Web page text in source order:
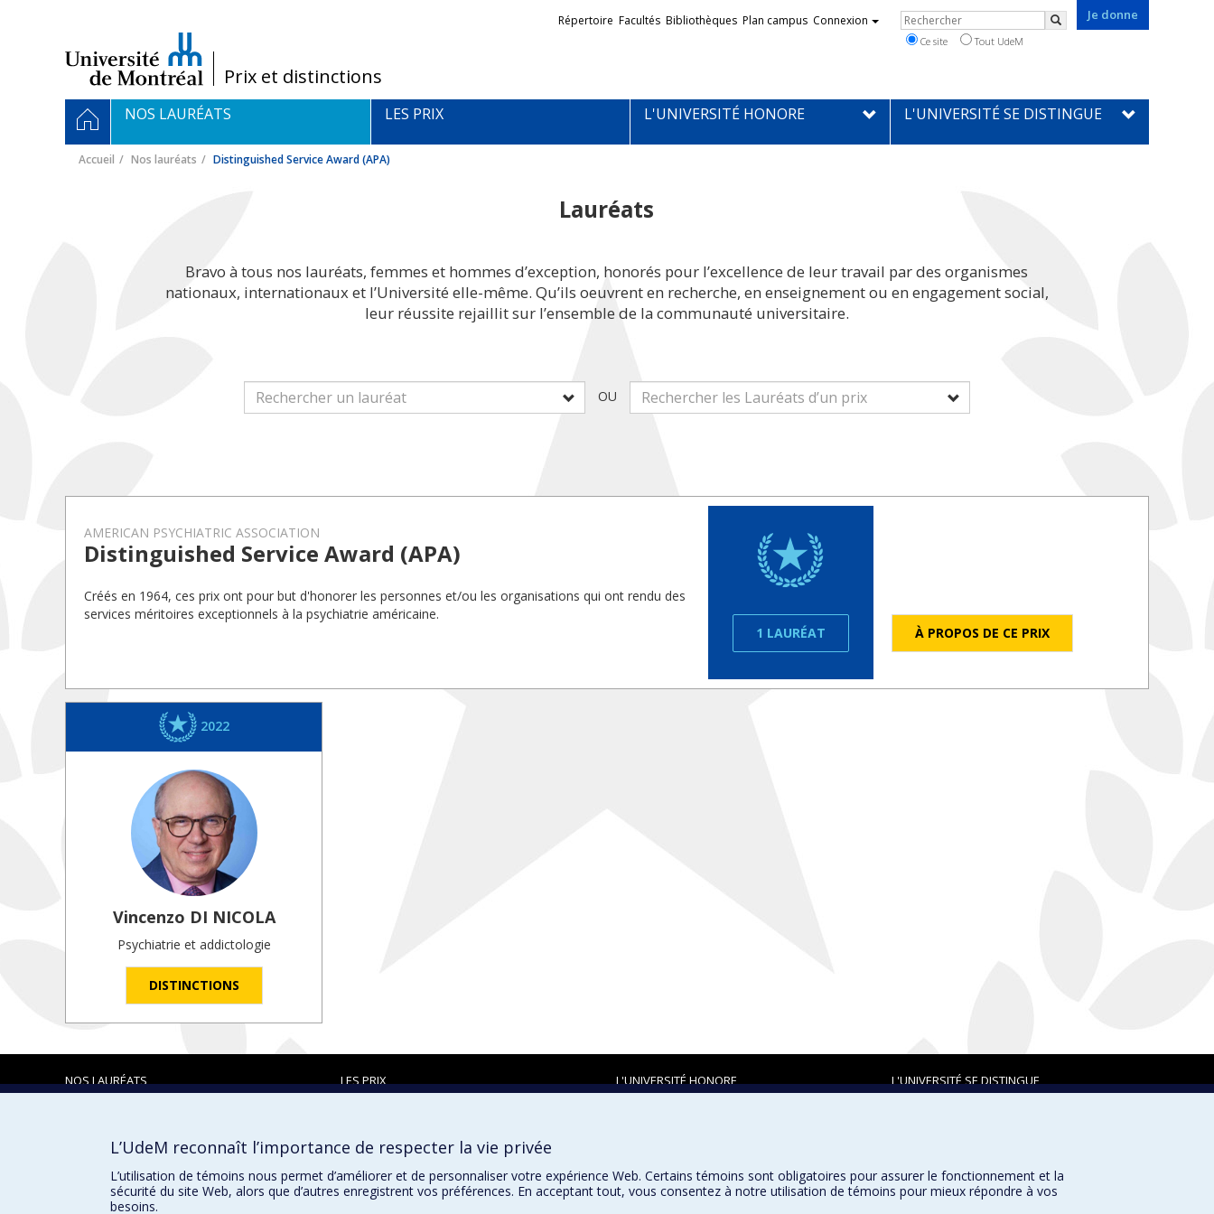
/Prix et distinctions
Je donne
Liens
externes
Répertoire Facultés Bibliothèques Plan campus Connexion Rechercher
Rechercher
Ce site Tout UdeM
Navigation
principale
ACCUEIL
NOS LAURÉATS LES PRIX L'UNIVERSITÉ HONORE L'UNIVERSITÉ SE DISTINGUE
Accueil Nos lauréats Distinguished Service Award (APA)
Lauréats
Bravo à tous nos lauréats, femmes et hommes d’exception, honorés pour l’excellence de leur travail par des organismes
nationaux, internationaux et l’Université elle-même. Qu’ils oeuvrent en recherche, en enseignement ou en engagement social,
leur réussite rejaillit sur l’ensemble de la communauté universitaire.
OU
AMERICAN PSYCHIATRIC ASSOCIATION
Distinguished Service Award (APA)
Créés en 1964, ces prix ont pour but d'honorer les personnes et/ou les organisations qui ont rendu des
services méritoires exceptionnels à la psychiatrie américaine.
1 LAURÉAT
À PROPOS DE CE PRIX
2022
Vincenzo DI NICOLA
Psychiatrie et addictologie
DISTINCTIONS
NOS LAURÉATS LES PRIX L'UNIVERSITÉ HONORE L'UNIVERSITÉ SE DISTINGUE
Prix et distinctions
Plan du site|Accessibilité
L’UdeM reconnaît l’importance de respecter la vie privée
L’utilisation de témoins nous permet d’améliorer et de personnaliser votre expérience Web. Certains témoins sont obligatoires pour assurer le fonctionnement et la
sécurité du site Web, alors que d’autres enregistrent vos préférences. En acceptant tout, vous consentez à notre utilisation de témoins pour mieux répondre à vos
besoins.